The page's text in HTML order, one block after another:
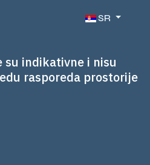
Izaberite vaš
SR
su indikativne i nisu
rasporeda prostorije